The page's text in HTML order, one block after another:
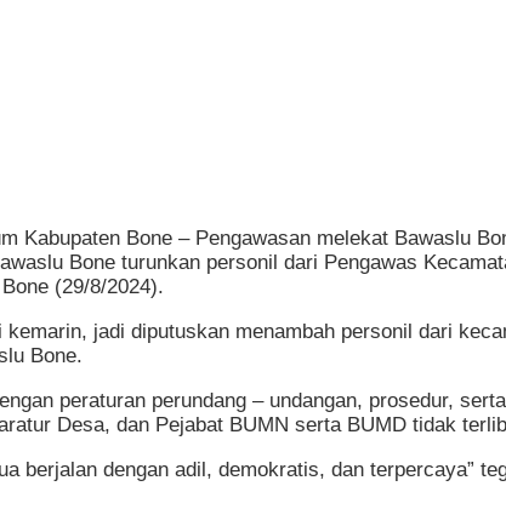
Kabupaten Bone – Pengawasan melekat Bawaslu
Bone turunkan personil dari Pengawas
(29/8/2024).
jadi diputuskan menambah personil dari
Bone.
peraturan perundang – undangan, prosedur,
Desa, dan Pejabat BUMN serta BUMD tidak
berjalan dengan adil, demokratis, dan terpercaya”